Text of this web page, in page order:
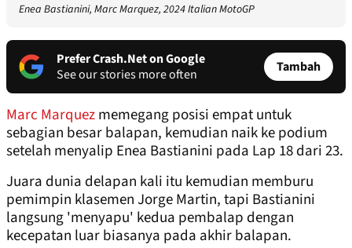
Enea Bastianini, Marc Marquez, 2024 Italian MotoGP
Prefer Crash.Net on Google
See our stories more often
Tambah
Marc Marquezmemegang posisi empat untuk
sebagian besar balapan, kemudian naik ke podium
setelah menyalip Enea Bastianini pada Lap 18 dari 23.
Juara dunia delapan kali itu kemudian memburu
pemimpin klasemen Jorge Martin, tapi Bastianini
langsung 'menyapu' kedua pembalap dengan
kecepatan luar biasanya pada akhir balapan.